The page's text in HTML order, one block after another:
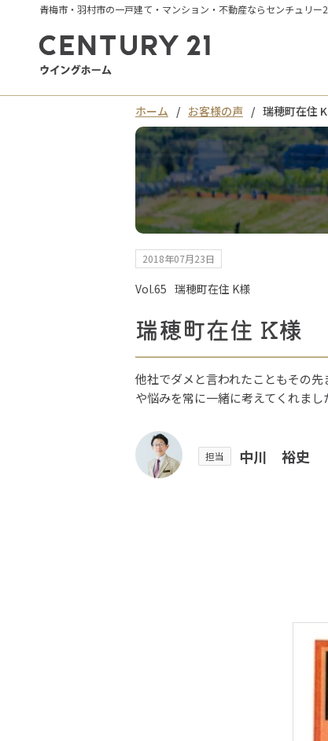
青梅市・羽村市の一戸建て・マンション・不動産ならセンチュリー
ホーム お客様の声 瑞穂町在住
2018年07月23日
Vol.65 瑞穂町在住 K様
瑞穂町在住 K様
他社でダメと言われたこともその
や悩みを常に一緒に考えてくれまし
担当 中川 裕史